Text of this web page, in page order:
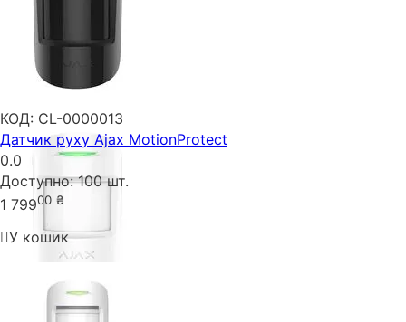
КОД: CL-0000013
Датчик руху Ajax MotionProtect
0.0
Доступно: 100 шт.
1 79900 ₴
У кошик